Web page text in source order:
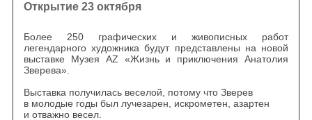
Открытие 23 октября
Более 250 графических и живописных работ
легендарного художника будут представлены на новой
выставке Музея AZ «Жизнь и приключения Анатолия
Зверева».
Выставка получилась веселой, потому что Зверев
в молодые годы был лучезарен, искрометен, азартен
и отважно весел.